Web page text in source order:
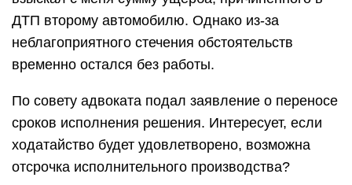
ДТП второму автомобилю. Однако из-за
неблагоприятного стечения обстоятельств
временно остался без работы.
По совету адвоката подал заявление о переносе
сроков исполнения решения. Интересует, если
ходатайство будет удовлетворено, возможна
отсрочка исполнительного производства?